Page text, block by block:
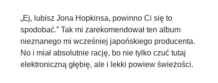
„Ej, lubisz Jona Hopkinsa, powinno Ci się to
spodobać.” Tak mi zarekomendował ten album
nieznanego mi wcześniej japońskiego producenta.
No i miał absolutnie rację, bo nie tylko czuć tutaj
elektroniczną głębię, ale i lekki powiew świeżości.